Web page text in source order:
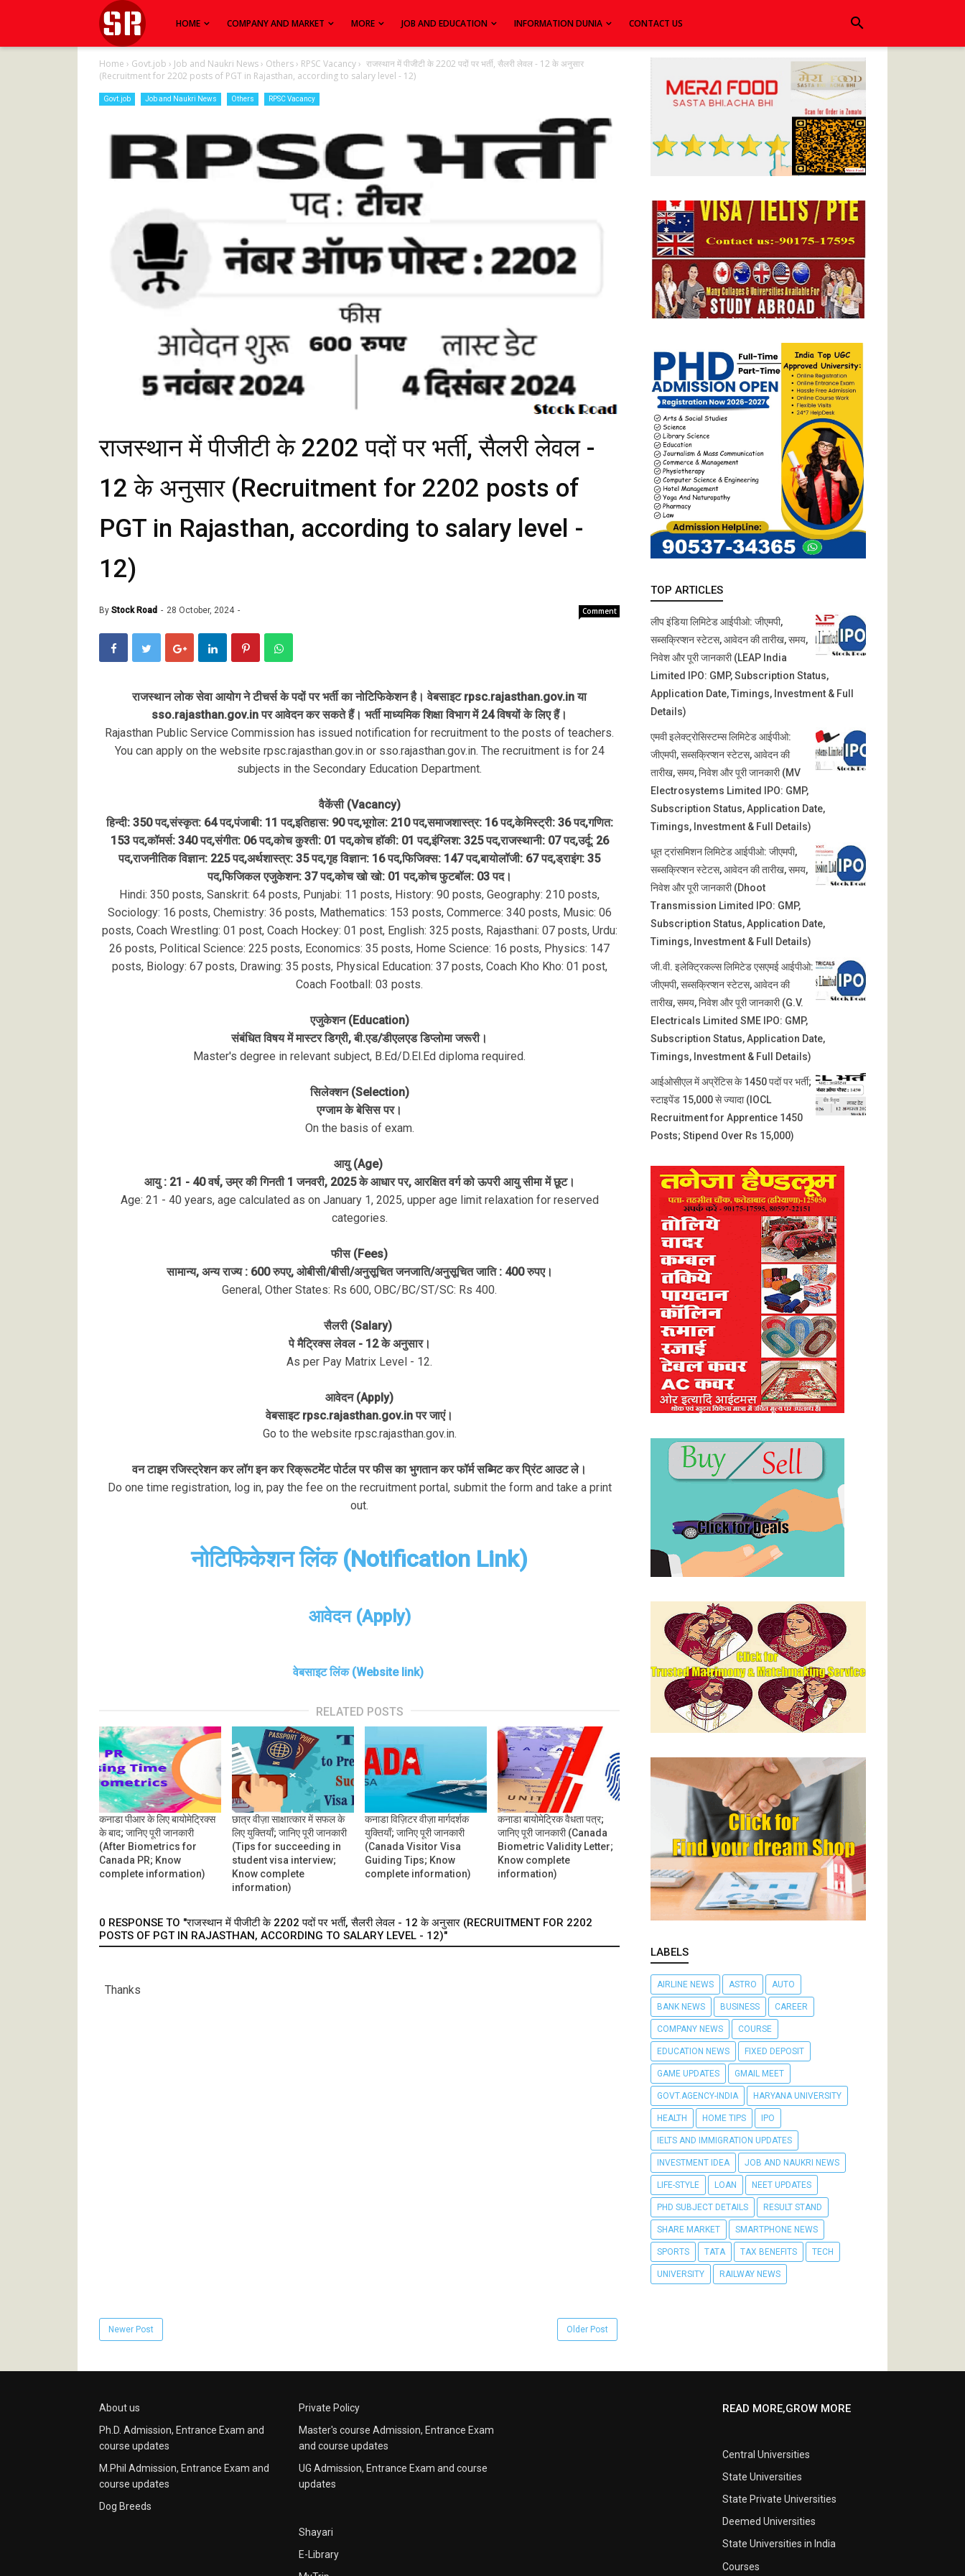
HOME COMPANY AND MARKET MORE JOB AND EDUCATION INFORMATION DUNIA CONTACT US search
Home › Govt.job › Job and Naukri News› Others› RPSC Vacancy› राजस्थान में पीजीटी के 2202 पदों पर भर्ती, सैलरी लेवल - 12 के अनुसार
(Recruitment for 2202 posts of PGT in Rajasthan, according to salary level - 12)
Govt.job Job and Naukri News Others RPSC Vacancy
राजस्थान में पीजीटी के 2202 पदों पर भर्ती, सैलरी लेवल -
12 के अनुसार (Recruitment for 2202 posts of
PGT in Rajasthan, according to salary level -
12)
By Stock Road 28 October, 2024 Comment
राजस्थान लोक सेवा आयोग ने टीचर्स के पदों पर भर्ती का नोटिफिकेशन है। वेबसाइट rpsc.rajasthan.gov.in या
sso.rajasthan.gov.in पर आवेदन कर सकते हैं। भर्ती माध्यमिक शिक्षा विभाग में 24 विषयों के लिए हैं।
Rajasthan Public Service Commission has issued notification for recruitment to the posts of teachers.
You can apply on the website rpsc.rajasthan.gov.in or sso.rajasthan.gov.in. The recruitment is for 24
subjects in the Secondary Education Department.
वैकेंसी (Vacancy)
हिन्दी: 350 पद,संस्कृत: 64 पद,पंजाबी: 11 पद,इतिहास: 90 पद,भूगोल: 210 पद,समाजशास्त्र: 16 पद,केमिस्ट्री: 36 पद,गणित:
153 पद,कॉमर्स: 340 पद,संगीत: 06 पद,कोच कुश्ती: 01 पद,कोच हॉकी: 01 पद,इंग्लिश: 325 पद,राजस्थानी: 07 पद,उर्दू: 26
पद,राजनीतिक विज्ञान: 225 पद,अर्थशास्त्र: 35 पद,गृह विज्ञान: 16 पद,फिजिक्स: 147 पद,बायोलॉजी: 67 पद,ड्राइंग: 35
पद,फिजिकल एजुकेशन: 37 पद,कोच खो खो: 01 पद,कोच फुटबॉल: 03 पद।
Hindi: 350 posts, Sanskrit: 64 posts, Punjabi: 11 posts, History: 90 posts, Geography: 210 posts,
Sociology: 16 posts, Chemistry: 36 posts, Mathematics: 153 posts, Commerce: 340 posts, Music: 06
posts, Coach Wrestling: 01 post, Coach Hockey: 01 post, English: 325 posts, Rajasthani: 07 posts, Urdu:
26 posts, Political Science: 225 posts, Economics: 35 posts, Home Science: 16 posts, Physics: 147
posts, Biology: 67 posts, Drawing: 35 posts, Physical Education: 37 posts, Coach Kho Kho: 01 post,
Coach Football: 03 posts.
एजुकेशन (Education)
संबंधित विषय में मास्टर डिग्री, बी.एड/डीएलएड डिप्लोमा जरूरी।
Master's degree in relevant subject, B.Ed/D.El.Ed diploma required.
सिलेक्शन (Selection)
एग्जाम के बेसिस पर।
On the basis of exam.
आयु (Age)
आयु : 21 - 40 वर्ष, उम्र की गिनती 1 जनवरी, 2025 के आधार पर, आरक्षित वर्ग को ऊपरी आयु सीमा में छूट।
Age: 21 - 40 years, age calculated as on January 1, 2025, upper age limit relaxation for reserved
categories.
फीस (Fees)
सामान्य, अन्य राज्य : 600 रुपए, ओबीसी/बीसी/अनुसूचित जनजाति/अनुसूचित जाति : 400 रुपए।
General, Other States: Rs 600, OBC/BC/ST/SC: Rs 400.
सैलरी (Salary)
पे मैट्रिक्स लेवल - 12 के अनुसार।
As per Pay Matrix Level - 12.
आवेदन (Apply)
वेबसाइट rpsc.rajasthan.gov.in पर जाएं।
Go to the website rpsc.rajasthan.gov.in.
वन टाइम रजिस्ट्रेशन कर लॉग इन कर रिक्रूटमेंट पोर्टल पर फीस का भुगतान कर फॉर्म सब्मिट कर प्रिंट आउट ले।
Do one time registration, log in, pay the fee on the recruitment portal, submit the form and take a print
out.
नोटिफिकेशन लिंक (Notification Link)
आवेदन (Apply)
वेबसाइट लिंक (Website link)
RELATED POSTS
कनाडा पीआर के लिए बायोमेट्रिक्स
के बाद; जानिए पूरी जानकारी
(After Biometrics for
Canada PR; Know
complete information)
छात्र वीज़ा साक्षात्कार में सफल के
लिए युक्तियाँ; जानिए पूरी जानकारी
(Tips for succeeding in
student visa interview;
Know complete
information)
कनाडा विज़िटर वीज़ा मार्गदर्शक
युक्तियाँ; जानिए पूरी जानकारी
(Canada Visitor Visa
Guiding Tips; Know
complete information)
कनाडा बायोमेट्रिक वैधता पत्र;
जानिए पूरी जानकारी (Canada
Biometric Validity Letter;
Know complete
information)
0 RESPONSE TO "राजस्थान में पीजीटी के 2202 पदों पर भर्ती, सैलरी लेवल - 12 के अनुसार (RECRUITMENT FOR 2202
POSTS OF PGT IN RAJASTHAN, ACCORDING TO SALARY LEVEL - 12)"
Thanks
Newer Post Older Post
TOP ARTICLES
लीप इंडिया लिमिटेड आईपीओ: जीएमपी,
सब्सक्रिप्शन स्टेटस, आवेदन की तारीख, समय,
निवेश और पूरी जानकारी (LEAP India
Limited IPO: GMP, Subscription Status,
Application Date, Timings, Investment & Full
Details)
एमवी इलेक्ट्रोसिस्टम्स लिमिटेड आईपीओ:
जीएमपी, सब्सक्रिप्शन स्टेटस, आवेदन की
तारीख, समय, निवेश और पूरी जानकारी (MV
Electrosystems Limited IPO: GMP,
Subscription Status, Application Date,
Timings, Investment & Full Details)
धूत ट्रांसमिशन लिमिटेड आईपीओ: जीएमपी,
सब्सक्रिप्शन स्टेटस, आवेदन की तारीख, समय,
निवेश और पूरी जानकारी (Dhoot
Transmission Limited IPO: GMP,
Subscription Status, Application Date,
Timings, Investment & Full Details)
जी.वी. इलेक्ट्रिकल्स लिमिटेड एसएमई आईपीओ:
जीएमपी, सब्सक्रिप्शन स्टेटस, आवेदन की
तारीख, समय, निवेश और पूरी जानकारी (G.V.
Electricals Limited SME IPO: GMP,
Subscription Status, Application Date,
Timings, Investment & Full Details)
आईओसीएल में अप्रेंटिस के 1450 पदों पर भर्ती;
स्टाइपेंड 15,000 से ज्यादा (IOCL
Recruitment for Apprentice 1450
Posts; Stipend Over Rs 15,000)
LABELS
AIRLINE NEWS ASTRO AUTO
BANK NEWS BUSINESS CAREER
COMPANY NEWS COURSE
EDUCATION NEWS FIXED DEPOSIT
GAME UPDATES GMAIL MEET
GOVT.AGENCY-INDIA HARYANA UNIVERSITY
HEALTH HOME TIPS IPO
IELTS AND IMMIGRATION UPDATES
INVESTMENT IDEA JOB AND NAUKRI NEWS
LIFE-STYLE LOAN NEET UPDATES
PHD SUBJECT DETAILS RESULT STAND
SHARE MARKET SMARTPHONE NEWS
SPORTS TATA TAX BENEFITS TECH
UNIVERSITY RAILWAY NEWS
About us
Ph.D. Admission, Entrance Exam and
course updates
M.Phil Admission, Entrance Exam and
course updates
Dog Breeds
Private Policy
Master's course Admission, Entrance Exam
and course updates
UG Admission, Entrance Exam and course
updates
Shayari
E-Library
READ MORE,GROW MORE
Central Universities
State Universities
State Private Universities
Deemed Universities
State Universities in India
Courses